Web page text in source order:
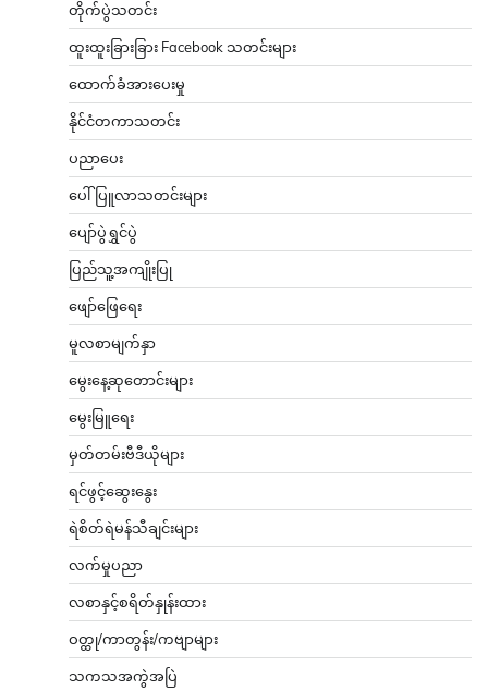
တိုက်ပွဲသတင်း
ထူးထူးခြားခြား Facebook သတင်းများ
ထောက်ခံအားပေးမှု
နိုင်ငံတကာသတင်း
ပညာပေး
ပေါ်ပြူလာသတင်းများ
ပျော်ပွဲရွှင်ပွဲ
ပြည်သူ့အကျိုးပြု
ဖျော်ဖြေရေး
မူလစာမျက်နှာ
မွေးနေ့ဆုတောင်းများ
မွေးမြူရေး
မှတ်တမ်းဗီဒီယိုများ
ရင်ဖွင့်ဆွေးနွေး
ရဲစိတ်ရဲမန်သီချင်းများ
လက်မှုပညာ
လစာနှင့်စရိတ်နှုန်းထား
ဝတ္ထု/ကာတွန်း/ကဗျာများ
သကသအကွဲအပြဲ